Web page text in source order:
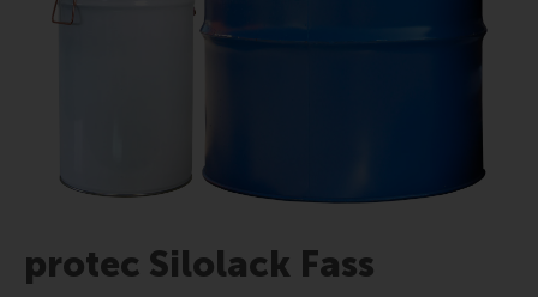
protec Silolack Fass